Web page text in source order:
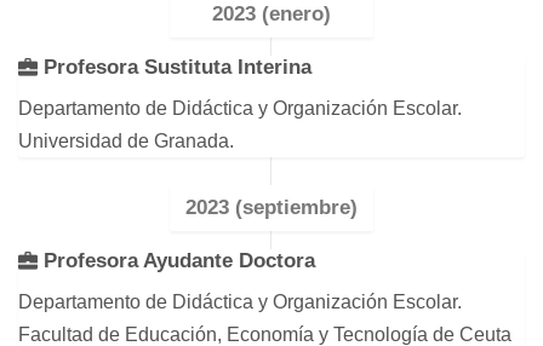
2023 (enero)
Profesora Sustituta Interina
Departamento de Didáctica y Organización Escolar.
Universidad de Granada.
2023 (septiembre)
Profesora Ayudante Doctora
Departamento de Didáctica y Organización Escolar.
Facultad de Educación, Economía y Tecnología de Ceuta